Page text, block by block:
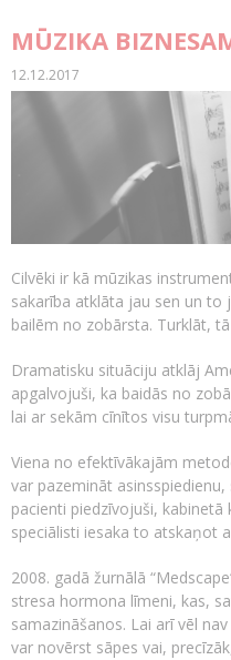
MŪZIKA
12.12.2017
Cilvēki ir kā mūzikas
sakarība atklāta jau sen un
bailēm no zobārsta. Turklāt,
Dramatisku situāciju atklāj
apgalvojuši, ka baidās no
lai ar sekām cīnītos visu
Viena no efektīvākajām
var pazemināt
pacienti piedzīvojuši,
speciālisti iesaka to atskaņot
2008. gadā žurnālā
stresa hormona līmeni, kas,
samazināšanos. Lai arī vēl
var novērst sāpes vai,